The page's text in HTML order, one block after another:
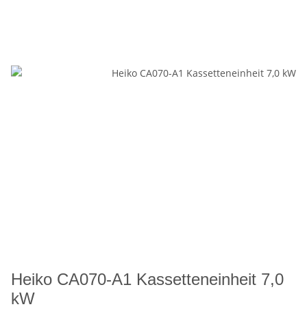
Heiko CA070-A1 Kassetteneinheit 7,0
kW